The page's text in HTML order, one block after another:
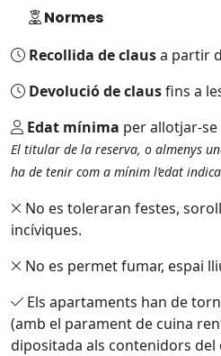
Normes
Recollida de clausa partir
Devolució de clausfins a
Edat mínima per allotjar-se
El titular de la reserva, o almenys
ha de tenir com a mínim l’edat
No es toleraran festes,
incíviques.
No es permet fumar, espai
Els apartaments han de
(amb el parament de cuina
dipositada als contenidors del